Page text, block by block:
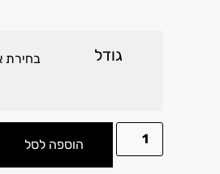
גודל
הוספה לסל